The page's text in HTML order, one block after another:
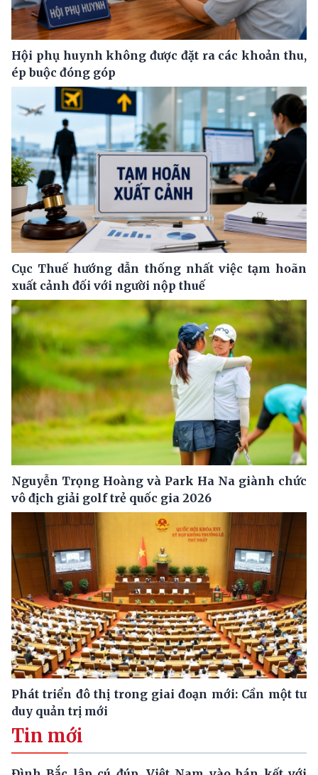
Hội phụ huynh không được đặt ra các khoản thu,
ép buộc đóng góp
Cục Thuế hướng dẫn thống nhất việc tạm hoãn
xuất cảnh đối với người nộp thuế
Nguyễn Trọng Hoàng và Park Ha Na giành chức
vô địch giải golf trẻ quốc gia 2026
Phát triển đô thị trong giai đoạn mới: Cần một tư
duy quản trị mới
Tin mới